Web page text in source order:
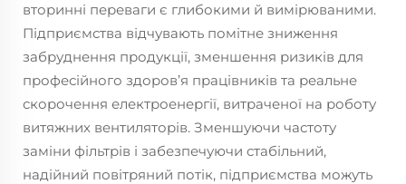
вторинні переваги є глибокими й вимірюваними.
Підприємства відчувають помітне зниження
забруднення продукції, зменшення ризиків для
професійного здоров’я працівників та реальне
скорочення електроенергії, витраченої на роботу
витяжних вентиляторів. Зменшуючи частоту
заміни фільтрів і забезпечуючи стабільний,
надійний повітряний потік, підприємства можуть